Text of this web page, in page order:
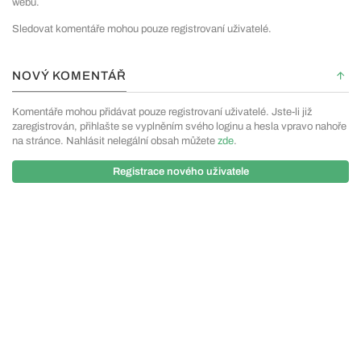
webu.
Sledovat komentáře mohou pouze registrovaní uživatelé.
NOVÝ KOMENTÁŘ
Komentáře mohou přidávat pouze registrovaní uživatelé. Jste-li již
zaregistrován, přihlašte se vyplněním svého loginu a hesla vpravo nahoře
na stránce. Nahlásit nelegální obsah můžete zde.
Registrace nového uživatele